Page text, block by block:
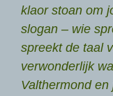
klaor stoan om
slogan – wie
spreekt de taal
verwonderlijk
Valthermond